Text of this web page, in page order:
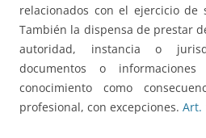
relacionados con el ejercicio de
También la dispensa de prestar
autoridad, instancia o
documentos o
conocimiento como
profesional, con excepciones. Art.